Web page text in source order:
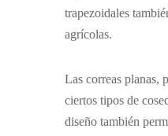
trapezoidales
agrícolas.
Las correas planas,
ciertos tipos de
diseño también